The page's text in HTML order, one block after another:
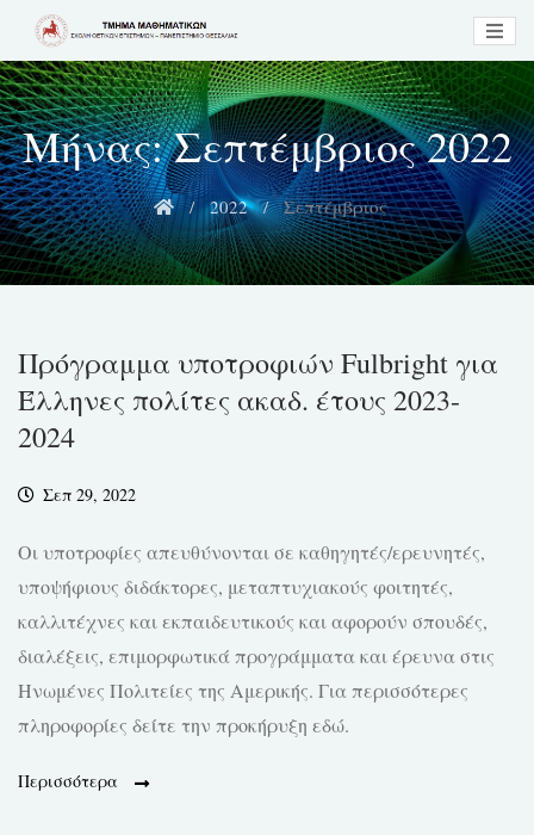
content
Μήνας:Σεπτέμβριος 2022
2022 Σεπτέμβριος
Πρόγραμμα υποτροφιών Fulbright για
Έλληνες πολίτες ακαδ. έτους 2023-
2024
Σεπ 29, 2022
Οι υποτροφίες απευθύνονται σε καθηγητές/ερευνητές,
υποψήφιους διδάκτορες, μεταπτυχιακούς φοιτητές,
καλλιτέχνες και εκπαιδευτικούς και αφορούν σπουδές,
διαλέξεις, επιμορφωτικά προγράμματα και έρευνα στις
Ηνωμένες Πολιτείες της Αμερικής. Για περισσότερες
πληροφορίες δείτε την προκήρυξη εδώ.
Περισσότερα